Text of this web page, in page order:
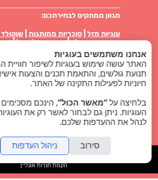
מגוון ממתקים לבחירתכם:
עוגיות מזל סוכריות ממותגות
מטבעות שוקולד|סוכריות על מקל|
טיקטק ממותגות|פרלינים באריזה אישית
ביסקוויט באריזה|מארזי ממתקים
סוויט לוגו בלוג
כל הזכויות שמורות - סוויט לוגו ממתקים
2024 |
קידום אתרים
folyou
הקמת חנויות אונליין
אנחנו משתמשים בעוגיות
האתר עושה שימוש בעוגיות לשיפור חוויית
תנועת גולשים, והתאמת תכנים והצעות
חיוניות לפעילות התקינה של האתר.
בלחיצה על“מאשר הכול”, הינכם
העוגיות. ניתן גם לבחור לאשר רק את
לנהל את ההעדפות שלכם.
סירוב ניהול העדפות